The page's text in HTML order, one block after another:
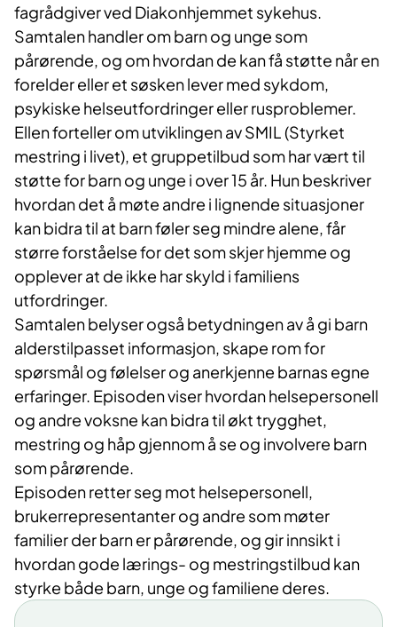
fagrådgiver ved Diakonhjemmet sykehus.
Samtalen handler om barn og unge som
pårørende, og om hvordan de kan få støtte når en
forelder eller et søsken lever med sykdom,
psykiske helseutfordringer eller rusproblemer.
Ellen forteller om utviklingen av SMIL (Styrket
mestring i livet), et gruppetilbud som har vært til
støtte for barn og unge i over 15 år. Hun beskriver
hvordan det å møte andre i lignende situasjoner
kan bidra til at barn føler seg mindre alene, får
større forståelse for det som skjer hjemme og
opplever at de ikke har skyld i familiens
utfordringer.
Samtalen belyser også betydningen av å gi barn
alderstilpasset informasjon, skape rom for
spørsmål og følelser og anerkjenne barnas egne
erfaringer. Episoden viser hvordan helsepersonell
og andre voksne kan bidra til økt trygghet,
mestring og håp gjennom å se og involvere barn
som pårørende.
Episoden retter seg mot helsepersonell,
brukerrepresentanter og andre som møter
familier der barn er pårørende, og gir innsikt i
hvordan gode lærings- og mestringstilbud kan
styrke både barn, unge og familiene deres.